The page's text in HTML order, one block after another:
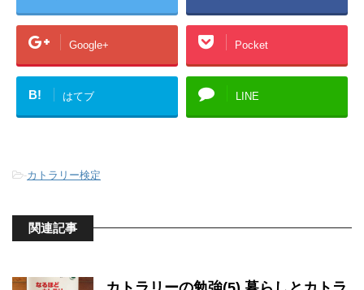
Google+ Pocket
B! はてブ LINE
-カトラリー検定
関連記事